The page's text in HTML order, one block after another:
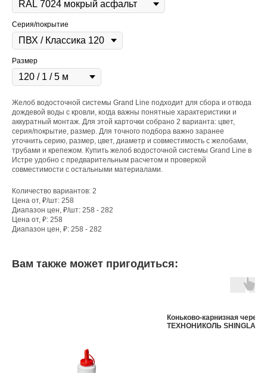
Серия/покрытие
Размер
Желоб водосточной системы Grand Line подходит для сбора и отвода
дождевой воды с кровли, когда важны понятные характеристики и
аккуратный монтаж. Для этой карточки собрано 2 варианта: цвет,
серия/покрытие, размер. Для точного подбора важно заранее
уточнить серию, размер, цвет, диаметр и совместимость с желобами,
трубами и крепежом. Купить желоб водосточной системы Grand Line в
Истре удобно с предварительным расчетом и проверкой
совместимости с остальными материалами.
Количество вариантов: 2
Цена от, ₽/шт: 258
Диапазон цен, ₽/шт: 258 - 282
Цена от, ₽: 258
Диапазон цен, ₽: 258 - 282
Вам также может пригодиться:
Коньково-карнизная
ТЕХНОНИКОЛЬ SHINGLAS в